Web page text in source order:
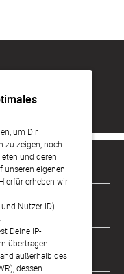
um Dir
zu zeigen, noch
und deren
unseren eigenen
erheben wir
Nutzer-ID).
Deine IP-
übertragen
außerhalb des
dessen